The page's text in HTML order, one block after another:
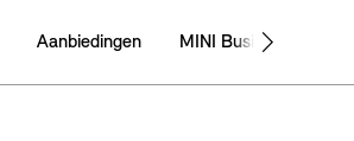
Aanbiedingen MINI Business